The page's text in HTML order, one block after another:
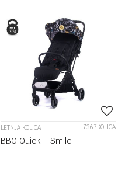
LETNJA KOLICA 7367KOLICA
BBO Quick – Smile